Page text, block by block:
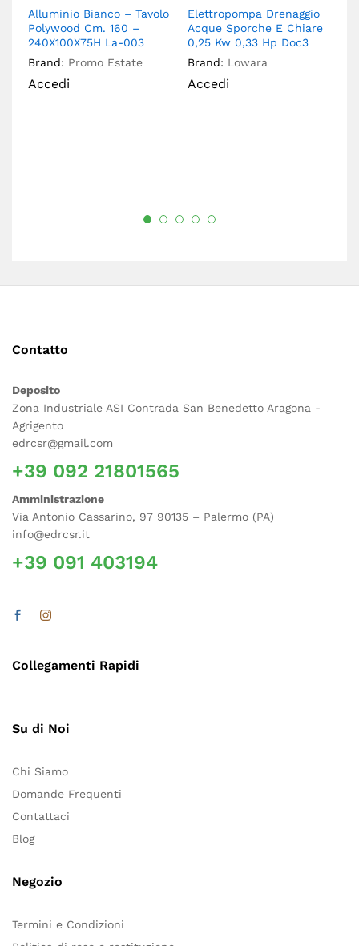
Alluminio Bianco – Tavolo
Polywood Cm. 160 –
240X100X75H La-003
Brand: Promo Estate
Accedi
Elettropompa Drenaggio
Acque Sporche E Chiare
0,25 Kw 0,33 Hp Doc3
Brand: Lowara
Accedi
Contatto
Deposito
Zona Industriale ASI Contrada San Benedetto Aragona -
Agrigento
edrcsr@gmail.com
+39 092 21801565
Amministrazione
Via Antonio Cassarino, 97 90135 – Palermo (PA)
info@edrcsr.it
+39 091 403194
Collegamenti Rapidi
Su di Noi
Chi Siamo
Domande Frequenti
Contattaci
Blog
Negozio
Termini e Condizioni